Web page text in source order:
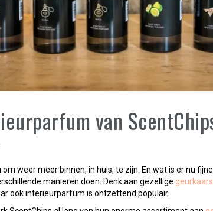
van
weer meer binnen, in huis, te zijn. En wat is er nu
manieren doen. Denk aan gezellige
ook interieurparfum is ontzettend populair.